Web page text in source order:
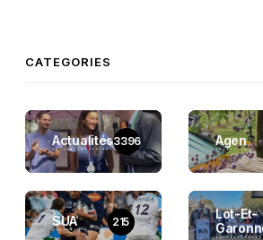
CATEGORIES
Actualités3396 Agen
SUA 215
Lot-Et-